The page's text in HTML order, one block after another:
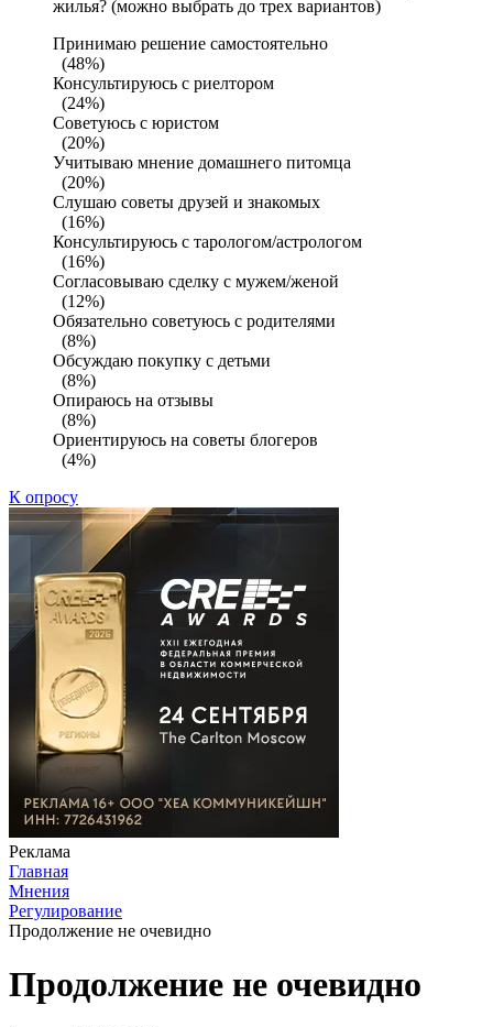
жилья? (можно выбрать до трех вариантов)
Принимаю решение самостоятельно
(48%)
Консультируюсь с риелтором
(24%)
Советуюсь с юристом
(20%)
Учитываю мнение домашнего питомца
(20%)
Слушаю советы друзей и знакомых
(16%)
Консультируюсь с тарологом/астрологом
(16%)
Согласовываю сделку с мужем/женой
(12%)
Обязательно советуюсь с родителями
(8%)
Обсуждаю покупку с детьми
(8%)
Опираюсь на отзывы
(8%)
Ориентируюсь на советы блогеров
(4%)
К опросу
Реклама
Главная
Мнения
Регулирование
Продолжение не очевидно
Продолжение не очевидно